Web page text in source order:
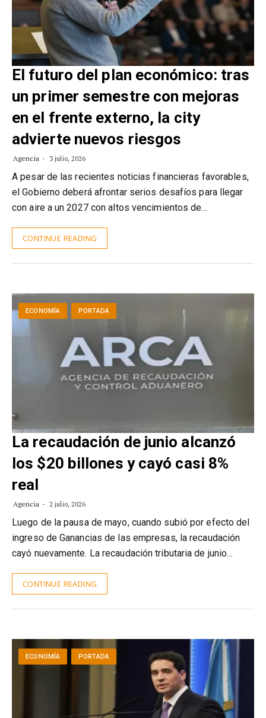
El futuro del plan económico: tras
un primer semestre con mejoras
en el frente externo, la city
advierte nuevos riesgos
Agencia 3 julio, 2026
A pesar de las recientes noticias financieras favorables,
el Gobierno deberá afrontar serios desafíos para llegar
con aire a un 2027 con altos vencimientos de…
CONTINUE READING
ECONOMÍA PORTADA
La recaudación de junio alcanzó
los $20 billones y cayó casi 8%
real
Agencia 2 julio, 2026
Luego de la pausa de mayo, cuando subió por efecto del
ingreso de Ganancias de las empresas, la recaudación
cayó nuevamente. La recaudación tributaria de junio…
CONTINUE READING
ECONOMÍA PORTADA